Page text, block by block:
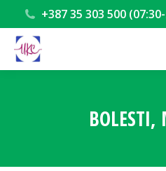
+387 35 303 500
BOLESTI,